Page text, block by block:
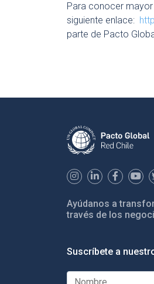
Para conocer
siguiente enlace:
parte de Pacto
Ayúdanos a
través de los
Suscríbete a